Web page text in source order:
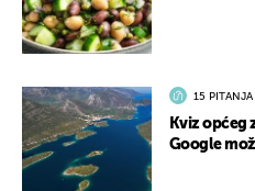
15 PITANJA
Kviz općeg
Google